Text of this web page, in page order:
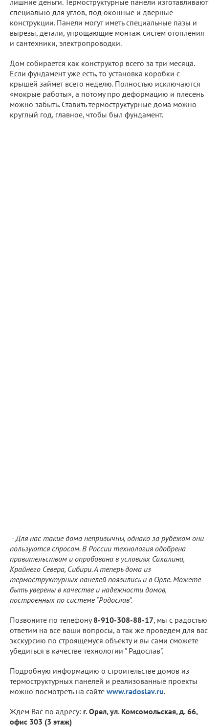
специально для углов, под оконные и дверные
конструкции. Панели могут иметь специальные пазы и
вырезы, детали, упрощающие монтаж систем отопления
и сантехники, электропроводки.
Дом собирается как конструктор всего за три месяца.
Если фундамент уже есть, то установка коробки с
крышей займет всего неделю. Полностью исключаются
«мокрые работы», а потому про деформацию и плесень
можно забыть. Ставить термоструктурные дома можно
круглый год, главное, чтобы был фундамент.
- Для нас такие дома непривычны, однако за рубежом они
пользуются спросом. В России технология одобрена
правительством и опробована в условиях Сахалина,
Крайнего Севера, Сибири. А теперь дома из
термоструктурных панелей появились и в Орле. Можете
быть уверены в качестве и надежности домов,
построенных по системе "Родослав".
Позвоните по телефону8-910-308-88-17, мы с радостью
ответим на все ваши вопросы, а так же проведем для вас
экскурсию по строящемуся объекту и вы сами сможете
убедиться в качестве технологии " Радослав".
Подробную информацию о строительстве домов из
термоструктурных панелей и реализованные проекты
можно посмотреть на сайте www.radoslav.ru.
Ждем Вас по адресу: г. Орел, ул. Комсомольская, д. 66,
офис 303 (3 этаж)